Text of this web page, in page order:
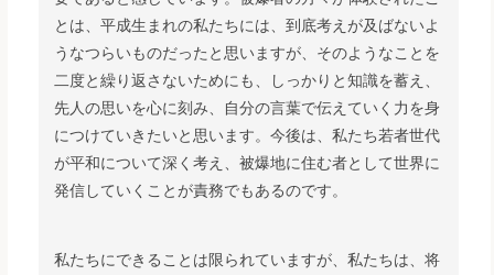
とは、平成生まれの私たちには、到底考えが及ばないよ
うなつらいものだったと思いますが、そのようなことを
二度と繰り返さないためにも、しっかりと知識を蓄え、
先人の思いを心に刻み、自分の言葉で伝えていく力を身
につけていきたいと思います。今後は、私たち若者世代
が平和について深く考え、被爆地に住む者として世界に
発信していくことが責務でもあるのです。
私たちにできることは限られていますが、私たちは、将